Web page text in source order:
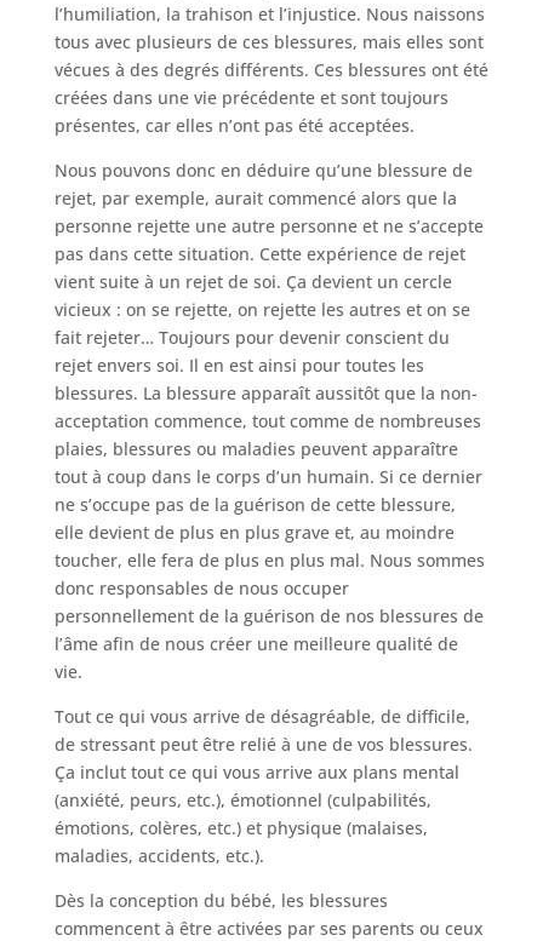
l’humiliation, la trahison et l’injustice. Nous naissons
tous avec plusieurs de ces blessures, mais elles sont
vécues à des degrés différents. Ces blessures ont été
créées dans une vie précédente et sont toujours
présentes, car elles n’ont pas été acceptées.
Nous pouvons donc en déduire qu’une blessure de
rejet, par exemple, aurait commencé alors que la
personne rejette une autre personne et ne s’accepte
pas dans cette situation. Cette expérience de rejet
vient suite à un rejet de soi. Ça devient un cercle
vicieux : on se rejette, on rejette les autres et on se
fait rejeter… Toujours pour devenir conscient du
rejet envers soi. Il en est ainsi pour toutes les
blessures. La blessure apparaît aussitôt que la non-
acceptation commence, tout comme de nombreuses
plaies, blessures ou maladies peuvent apparaître
tout à coup dans le corps d’un humain. Si ce dernier
ne s’occupe pas de la guérison de cette blessure,
elle devient de plus en plus grave et, au moindre
toucher, elle fera de plus en plus mal. Nous sommes
donc responsables de nous occuper
personnellement de la guérison de nos blessures de
l’âme afin de nous créer une meilleure qualité de
vie.
Tout ce qui vous arrive de désagréable, de difficile,
de stressant peut être relié à une de vos blessures.
Ça inclut tout ce qui vous arrive aux plans mental
(anxiété, peurs, etc.), émotionnel (culpabilités,
émotions, colères, etc.) et physique (malaises,
maladies, accidents, etc.).
Dès la conception du bébé, les blessures
commencent à être activées par ses parents ou ceux